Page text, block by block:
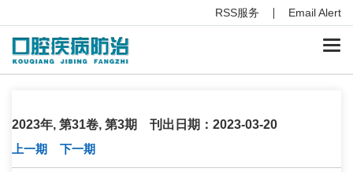
RSS服务 Email Alert
2023年, 第31卷, 第3期 刊出日期：2023-03-20
上一期
下一期